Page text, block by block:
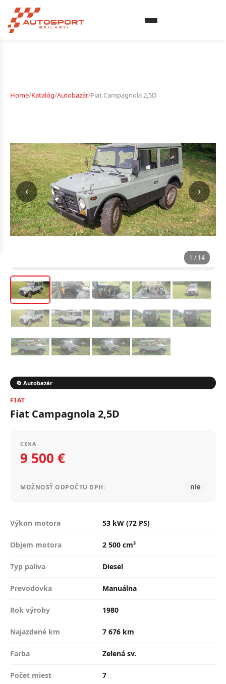
Home/Katalóg/Autobazár/Fiat Campagnola 2,5D
‹ ›
1 / 14
🔄 Autobazár
FIAT
Fiat Campagnola 2,5D
CENA
9 500 €
MOŽNOSŤ ODPOČTU DPH: nie
Výkon motora 53 kW (72 PS)
Objem motora 2 500 cm³
Typ paliva Diesel
Prevodovka Manuálna
Rok výroby 1980
Najazdené km 7 676 km
Farba Zelená sv.
Počet miest 7